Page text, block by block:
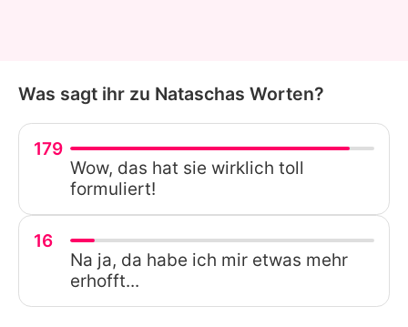
Was sagt ihr zu Nataschas Worten?
179
Wow, das hat sie wirklich toll
formuliert!
16
Na ja, da habe ich mir etwas mehr
erhofft...